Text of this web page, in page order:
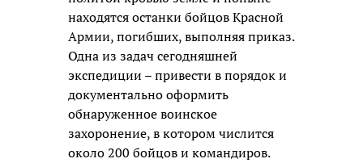
находятся останки бойцов Красной
Армии, погибших, выполняя приказ.
Одна из задач сегодняшней
экспедиции – привести в порядок и
документально оформить
обнаруженное воинское
захоронение, в котором числится
около 200 бойцов и командиров.